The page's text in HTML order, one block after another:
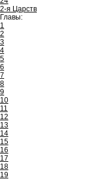
2-я Царств
Главы:
1
2
3
4
5
6
7
8
9
10
11
12
13
14
15
16
17
18
19